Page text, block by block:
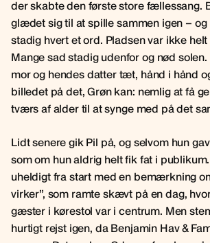
der skabte den første store fællessang.
glædet sig til at spille sammen igen –
stadig hvert et ord. Pladsen var ikke
Mange sad stadig udenfor og nød
mor og hendes datter tæt, hånd i hånd
billedet på det, Grøn kan: nemlig at få
tværs af alder til at synge med på det
Lidt senere gik Pil på, og selvom hun
som om hun aldrig helt fik fat i
uheldigt fra start med en bemærkning
virker”, som ramte skævt på en dag,
gæster i kørestol var i centrum. Men
hurtigt rejst igen, da Benjamin Hav &